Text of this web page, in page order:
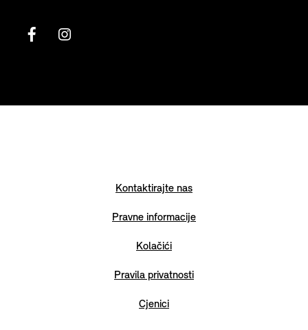
Kontaktirajte nas
Pravne informacije
Kolačići
Pravila privatnosti
Cjenici